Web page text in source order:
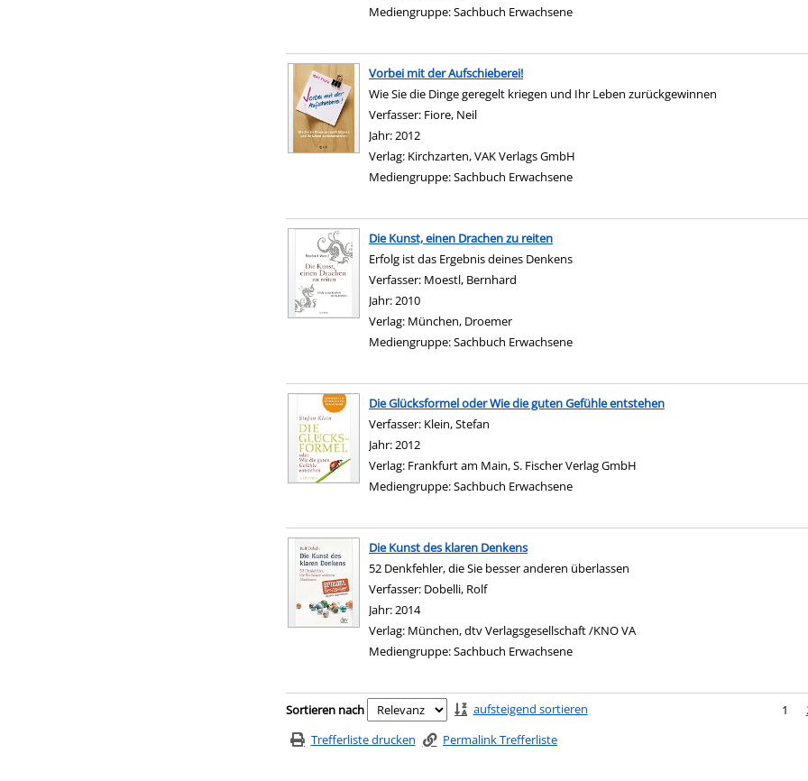
Mediengruppe:Sachbuch Erwachsene
Vorbei mit der Aufschieberei!
Wie Sie die Dinge geregelt kriegen und Ihr Leben zurückgewinnen
Verfasser: Fiore, Neil
Jahr:2012
Verlag: Kirchzarten, VAK Verlags GmbH
Mediengruppe:Sachbuch Erwachsene
Die Kunst, einen Drachen zu reiten
Erfolg ist das Ergebnis deines Denkens
Verfasser: Moestl, Bernhard
Jahr:2010
Verlag: München, Droemer
Mediengruppe:Sachbuch Erwachsene
Die Glücksformel oder Wie die guten Gefühle entstehen
Verfasser: Klein, Stefan
Jahr:2012
Verlag: Frankfurt am Main, S. Fischer Verlag GmbH
Mediengruppe:Sachbuch Erwachsene
Die Kunst des klaren Denkens
52 Denkfehler, die Sie besser anderen überlassen
Verfasser: Dobelli, RolfSuche nach diesem Verfasser
Jahr:2014
Verlag: München, dtv Verlagsgesellschaft /KNO VA
Mediengruppe:Sachbuch Erwachsene
Zu den Suchfiltern springen
Sortieren nach aufsteigend sortieren 1
Trefferliste drucken
Permalink Trefferliste